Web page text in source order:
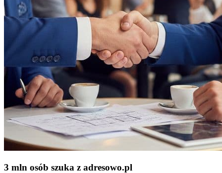
3 mln osób szuka z adresowo.pl